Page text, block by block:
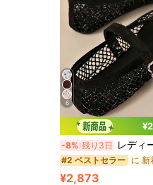
6
-8% 残り3日 レディース スクエアトゥ メッシュ ラインストーン スリッポン フ
#2 ベストセラー
¥2,873